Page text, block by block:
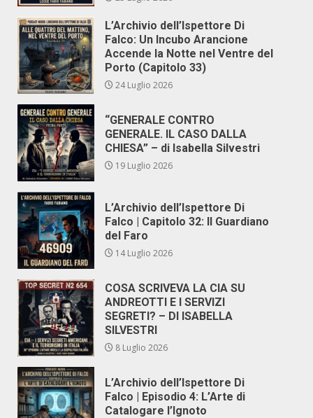
L’Archivio dell’Ispettore Di
Falco: Un Incubo Arancione
Accende la Notte nel Ventre del
Porto (Capitolo 33)
24 Luglio 2026
“GENERALE CONTRO
GENERALE. IL CASO DALLA
CHIESA” – di Isabella Silvestri
19 Luglio 2026
L’Archivio dell’Ispettore Di
Falco | Capitolo 32: Il Guardiano
del Faro
14 Luglio 2026
COSA SCRIVEVA LA CIA SU
ANDREOTTI E I SERVIZI
SEGRETI? – DI ISABELLA
SILVESTRI
8 Luglio 2026
L’Archivio dell’Ispettore Di
Falco | Episodio 4: L’Arte di
Catalogare l’Ignoto